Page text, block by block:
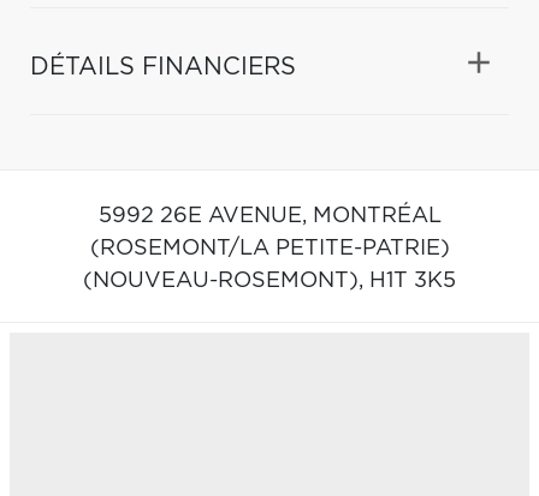
DÉTAILS FINANCIERS
5992 26E AVENUE, MONTRÉAL
(ROSEMONT/LA PETITE-PATRIE)
(NOUVEAU-ROSEMONT), H1T 3K5